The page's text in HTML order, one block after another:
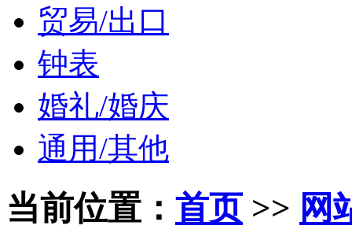
贸易/出口
钟表
婚礼/婚庆
通用/其他
当前位置： 首页>> 网